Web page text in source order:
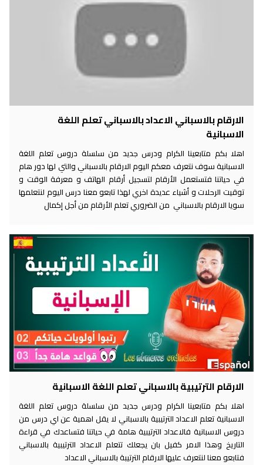
الارقام بالاسباني الاعداد بالاسباني تعلم اللغة
الاسبانية
اهلا بكم متابعينا الكرام ودرس جديد من سلسلة دروس تعلم اللغة
الاسبانية سوف نتعرف معكم اليوم الارقام بالاسباني والتي لها دور هام
في حياتنا فتستعمل الأرقام لتسجيل أرقام الهاتف و معرفة الوقت و
توقيت الرحلات و أشياء عديدة اخري لهذا تابعو معنا درس اليوم لنتعلمها
سويا الارقام بالاسباني من الضروري تعلم الأرقام من أجل إكمال
الارقام الترتيبية بالاسباني تعلم اللغة الاسبانية
اهلا بكم متابعينا الكرام ودرس جديد من سلسلة دروس تعلم اللغة
الاسبانية تعلم الاعداد الترتيبية بالاسباني لا يقل اهمية عن اي درس من
دروس الاسبانية فالاعداد الترتيبية هامة في حياتنا فتساعدك في قراءة
التاريخ وهذا الامر كفيل بان يجعلك تتعلم الاعداد الترتيبية بالاسباني
فتابعو معنا لنتعرف عليها الارقام الترتيبة بالاسباني الاعداد